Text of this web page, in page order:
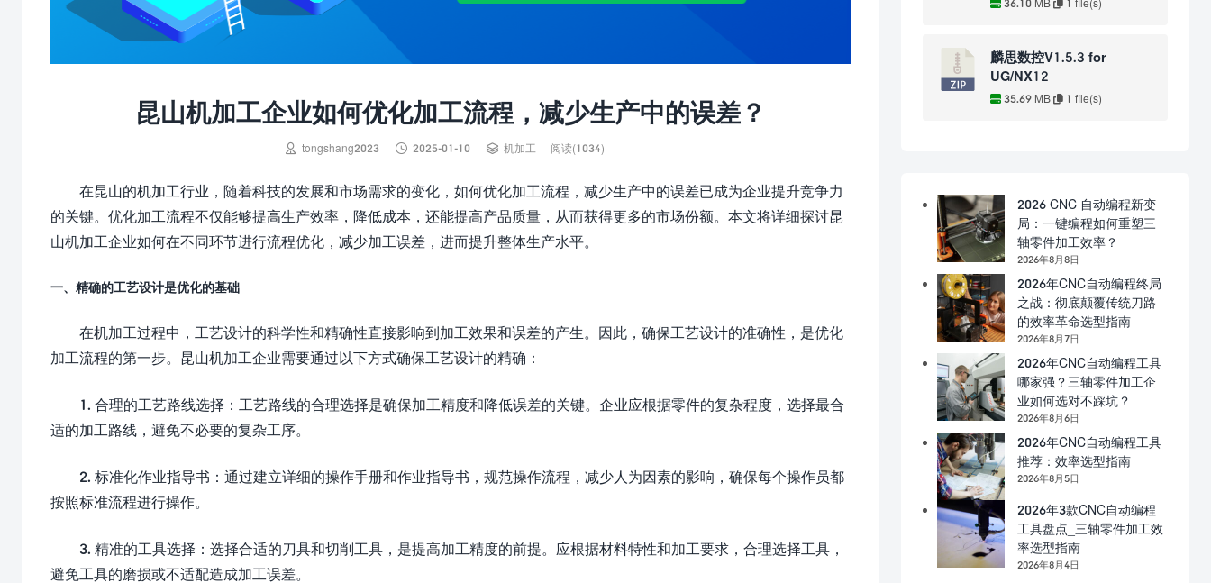
昆山机加工企业如何优化加工流程，减少生产中的误差？
 tongshang2023  2025-01-10  机加工 阅读(1034)
在昆山的机加工行业，随着科技的发展和市场需求的变化，如何优化加工流程，减少生产中的误差已成为企业提升竞争力
的关键。优化加工流程不仅能够提高生产效率，降低成本，还能提高产品质量，从而获得更多的市场份额。本文将详细探讨昆
山机加工企业如何在不同环节进行流程优化，减少加工误差，进而提升整体生产水平。
一、精确的工艺设计是优化的基础
在机加工过程中，工艺设计的科学性和精确性直接影响到加工效果和误差的产生。因此，确保工艺设计的准确性，是优化
加工流程的第一步。昆山机加工企业需要通过以下方式确保工艺设计的精确：
1. 合理的工艺路线选择：工艺路线的合理选择是确保加工精度和降低误差的关键。企业应根据零件的复杂程度，选择最合
适的加工路线，避免不必要的复杂工序。
2. 标准化作业指导书：通过建立详细的操作手册和作业指导书，规范操作流程，减少人为因素的影响，确保每个操作员都
按照标准流程进行操作。
3. 精准的工具选择：选择合适的刀具和切削工具，是提高加工精度的前提。应根据材料特性和加工要求，合理选择工具，
避免工具的磨损或不适配造成加工误差。
36.10 MB 1 file(s)
麟思数控V1.5.3 for
UG/NX12
35.69 MB 1 file(s)
2026 CNC 自动编程新变
局：一键编程如何重塑三
轴零件加工效率？
2026年8月8日
2026年CNC自动编程终局
之战：彻底颠覆传统刀路
的效率革命选型指南
2026年8月7日
2026年CNC自动编程工具
哪家强？三轴零件加工企
业如何选对不踩坑？
2026年8月6日
2026年CNC自动编程工具
推荐：效率选型指南
2026年8月5日
2026年3款CNC自动编程
工具盘点_三轴零件加工效
率选型指南
2026年8月4日